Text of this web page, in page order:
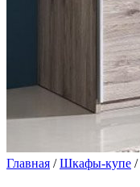
Главная /Шкафы-купе /